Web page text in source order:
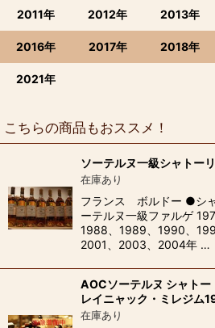
2011年 2012年 2013年
2016年 2017年 2018年
2021年
こちらの商品もおススメ！
ソーテルヌ一級シャトー
在庫あり
フランス ボルドー ●シ
ーテルヌ一級ファルゲ
1988、1989、1990、
2001、2003、2004年 …
AOCソーテルヌ シャト
レイニャック・ミレジム
在庫あり